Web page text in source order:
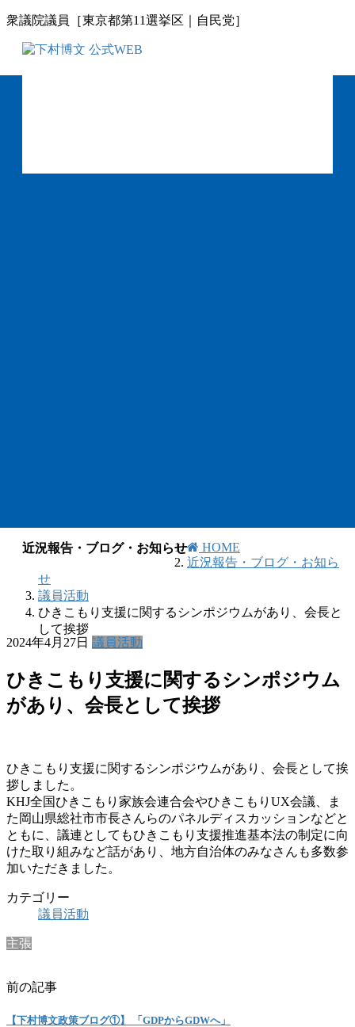
コ
ナ
衆議院議員［東京都第11選挙区｜自民党］
近況報告・ブログ・お知らせ
HOME
近況報告・ブログ・お知ら
せ
議員活動
ひきこもり支援に関するシンポジウムがあり、会長と
して挨拶
2024年4月27日 議員活動
ひきこもり支援に関するシンポジウム
があり、会長として挨拶
ひきこもり支援に関するシンポジウムがあり、会長として挨
拶しました。
KHJ全国ひきこもり家族会連合会やひきこもりUX会議、ま
た岡山県総社市市長さんらのパネルディスカッションなどと
ともに、議連としてもひきこもり支援推進基本法の制定に向
けた取り組みなど話があり、地方自治体のみなさんも多数参
加いただきました。
カテゴリー
議員活動
主張
前の記事
【下村博文政策ブログ①】 「GDPからGDWへ」